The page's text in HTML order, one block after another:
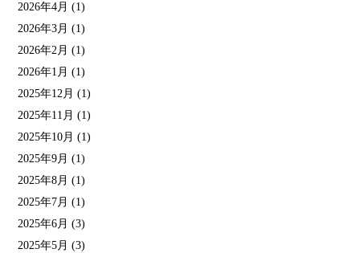
2026年4月 (1)
2026年3月 (1)
2026年2月 (1)
2026年1月 (1)
2025年12月 (1)
2025年11月 (1)
2025年10月 (1)
2025年9月 (1)
2025年8月 (1)
2025年7月 (1)
2025年6月 (3)
2025年5月 (3)